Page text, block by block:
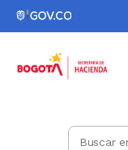
Ir al pie de
Enlace
Buscar